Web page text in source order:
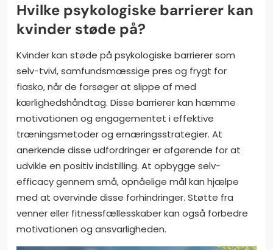
Hvilke psykologiske barrierer kan
kvinder støde på?
Kvinder kan støde på psykologiske barrierer som
selv-tvivl, samfundsmæssige pres og frygt for
fiasko, når de forsøger at slippe af med
kærlighedshåndtag. Disse barrierer kan hæmme
motivationen og engagementet i effektive
træningsmetoder og ernæringsstrategier. At
anerkende disse udfordringer er afgørende for at
udvikle en positiv indstilling. At opbygge selv-
efficacy gennem små, opnåelige mål kan hjælpe
med at overvinde disse forhindringer. Støtte fra
venner eller fitnessfællesskaber kan også forbedre
motivationen og ansvarligheden.